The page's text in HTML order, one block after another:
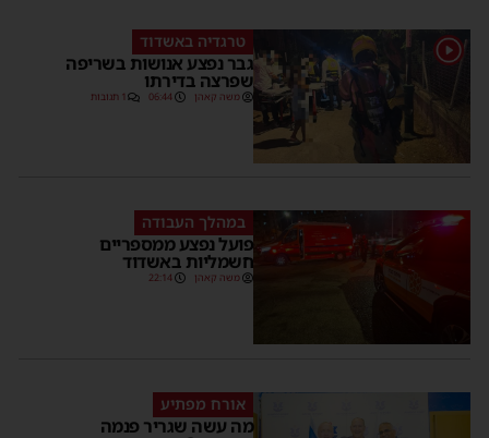
טרגדיה באשדוד
גבר נפצע אנושות בשריפה
שפרצה בדירתו
משה קאהן 06:44 1 תגובות
במהלך העבודה
פועל נפצע ממספריים
חשמליות באשדוד
משה קאהן 22:14
אורח מפתיע
מה עשה שגריר פנמה